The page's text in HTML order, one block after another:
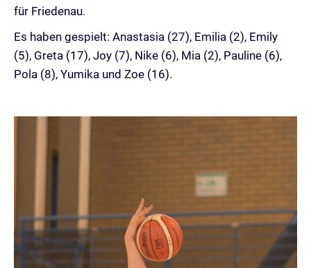
für Friedenau.
Es haben gespielt: Anastasia (27), Emilia (2), Emily
(5), Greta (17), Joy (7), Nike (6), Mia (2), Pauline (6),
Pola (8), Yumika und Zoe (16).